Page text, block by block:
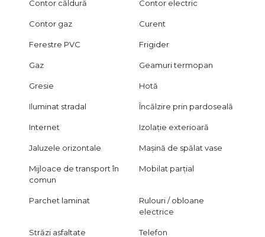
Contor căldură Contor electric
Contor gaz Curent
Ferestre PVC Frigider
Gaz Geamuri termopan
Gresie Hotă
Iluminat stradal Încălzire prin pardoseală
Internet Izolație exterioară
Jaluzele orizontale Mașină de spălat vase
Mijloace de transport în
comun
Mobilat parțial
Parchet laminat
Rulouri / obloane
electrice
Străzi asfaltate Telefon